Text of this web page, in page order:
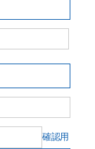
確認用